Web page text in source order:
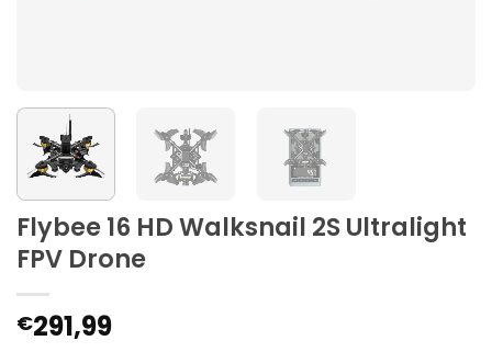
Flybee 16 HD Walksnail 2S Ultralight
FPV Drone
€291,99